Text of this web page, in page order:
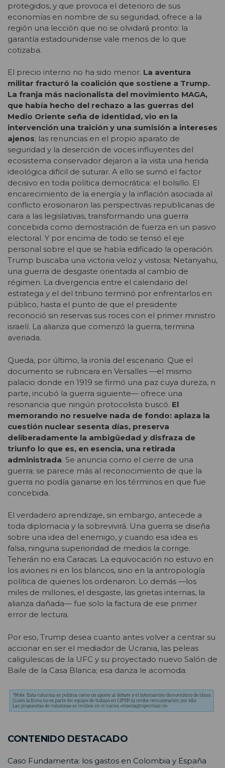
protegidos, y que provoca el deterioro de sus
economías en nombre de su seguridad, ofrece a la
región una lección que no se olvidará pronto: la
garantía estadounidense vale menos de lo que
cotizaba.
El precio interno no ha sido menor. La aventura
militar fracturó la coalición que sostiene a Trump.
La franja más nacionalista del movimiento MAGA,
que había hecho del rechazo a las guerras del
Medio Oriente seña de identidad, vio en la
intervención una traición y una sumisión a intereses
ajenos; las renuncias en el propio aparato de
seguridad y la deserción de voces influyentes del
ecosistema conservador dejaron a la vista una herida
ideológica difícil de suturar. A ello se sumó el factor
decisivo en toda política democrática: el bolsillo. El
encarecimiento de la energía y la inflación asociada al
conflicto erosionaron las perspectivas republicanas de
cara a las legislativas, transformando una guerra
concebida como demostración de fuerza en un pasivo
electoral. Y por encima de todo se tensó el eje
personal sobre el que se había edificado la operación.
Trump buscaba una victoria veloz y vistosa; Netanyahu,
una guerra de desgaste orientada al cambio de
régimen. La divergencia entre el calendario del
estratega y el del tribuno terminó por enfrentarlos en
público, hasta el punto de que el presidente
reconoció sin reservas sus roces con el primer ministro
israelí. La alianza que comenzó la guerra, termina
averiada.
Queda, por último, la ironía del escenario. Que el
documento se rubricara en Versalles —el mismo
palacio donde en 1919 se firmó una paz cuya dureza, n
parte, incubó la guerra siguiente— ofrece una
resonancia que ningún protocolista buscó. El
memorando no resuelve nada de fondo: aplaza la
cuestión nuclear sesenta días, preserva
deliberadamente la ambigüedad y disfraza de
triunfo lo que es, en esencia, una retirada
administrada. Se anuncia como el cierre de una
guerra; se parece más al reconocimiento de que la
guerra no podía ganarse en los términos en que fue
concebida.
El verdadero aprendizaje, sin embargo, antecede a
toda diplomacia y la sobrevivirá. Una guerra se diseña
sobre una idea del enemigo, y cuando esa idea es
falsa, ninguna superioridad de medios la corrige.
Teherán no era Caracas. La equivocación no estuvo en
los aviones ni en los blancos, sino en la antropología
política de quienes los ordenaron. Lo demás —los
miles de millones, el desgaste, las grietas internas, la
alianza dañada— fue solo la factura de ese primer
error de lectura.
Por eso, Trump desea cuanto antes volver a centrar su
accionar en ser el mediador de Ucrania, las peleas
caligulescas de la UFC y su proyectado nuevo Salón de
Baile de la Casa Blanca; esa danza le acomoda.
CONTENIDO DESTACADO
Caso Fundamenta: los gastos en Colombia y España